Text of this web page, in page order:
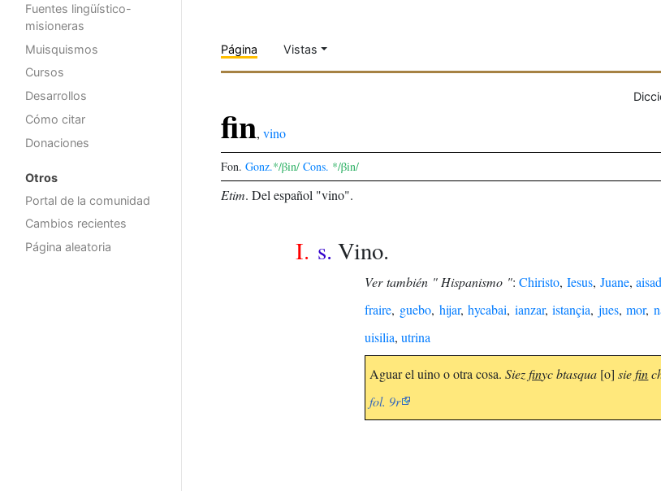
Fuentes lingüístico-
misioneras
Muisquismos
Cursos
Desarrollos
Cómo citar
Donaciones
Otros
Portal de la comunidad
Cambios recientes
Página aleatoria
Página Vistas
fin, vino
Fon. Gonz.*/βin/ Cons. */βin/
Etim. Del español "vino".
I. s. Vino.
Ver también " Hispanismo ":Chiristo,Iesus, Juane,
fraire, guebo, hijar,hycabai, ianzar,istançia, jues,mor,
uisilia,utrina
Aguar el uino o otra cosa.Siezfinyc btasqua [o]siefin
fol. 9r